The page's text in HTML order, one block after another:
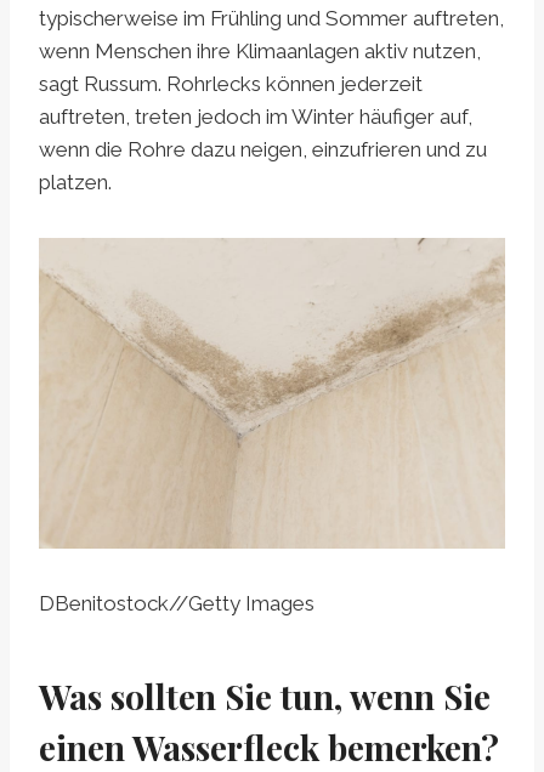
typischerweise im Frühling und Sommer auftreten,
wenn Menschen ihre Klimaanlagen aktiv nutzen,
sagt Russum. Rohrlecks können jederzeit
auftreten, treten jedoch im Winter häufiger auf,
wenn die Rohre dazu neigen, einzufrieren und zu
platzen.
DBenitostock//Getty Images
Was sollten Sie tun, wenn Sie
einen Wasserfleck bemerken?